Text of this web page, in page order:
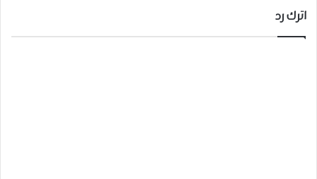
اترك رد